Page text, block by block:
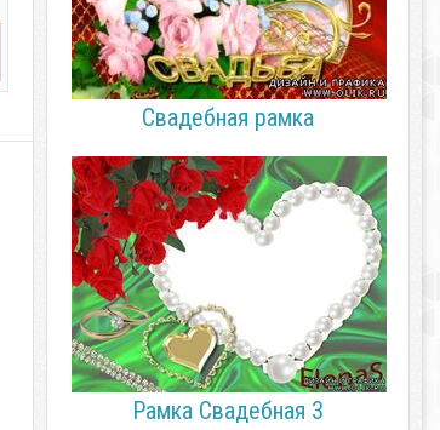
Свадебная рамка
Рамка Свадебная 3